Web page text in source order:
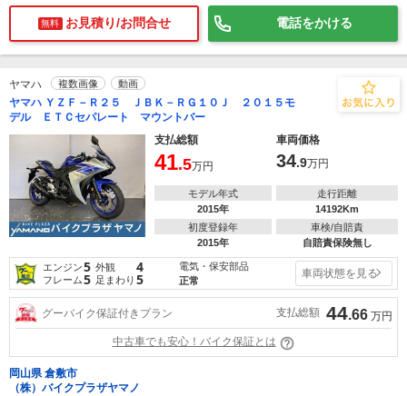
無料 お見積り/お問合せ 電話をかける
ヤマハ 複数画像 動画
ヤマハ ＹＺＦ－Ｒ２５ ＪＢＫ－ＲＧ１０Ｊ ２０１５モ
デル ＥＴＣセパレート マウントバー
支払総額
車両価格
41.5万円 34.9万円
モデル年式
2015年
走行距離
14192Km
初度登録年
2015年
車検/自賠責
自賠責保険無し
エンジン5 外観 4
フレーム5 足まわり 5
電気・保安部品
正常
車両状態を見る
グーバイク保証付きプラン 支払総額 44.66 万円
中古車でも安心！バイク保証とは
岡山県 倉敷市
（株）バイクプラザヤマノ